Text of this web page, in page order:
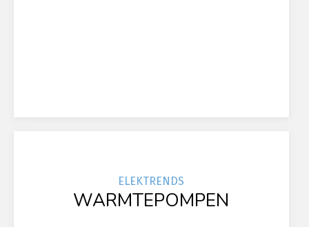
ELEKTRENDS
WARMTEPOMPEN